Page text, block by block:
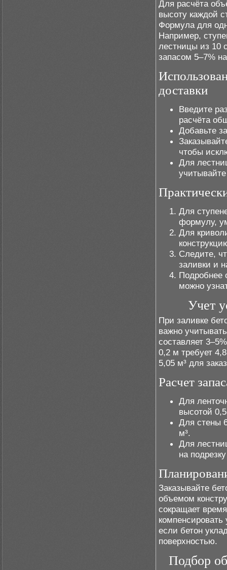
Для расчёта
высоту каждой
Формула для
Например,
лестницы из 10
запасом 5–7%
доставки
Введите
расчёта
Добавьте
чтобы
Для
Для
формулу,
Для
Следите,
заливки и
Подробнее
можно
Учет
При заливке
важно
составляет
0,2 м требует
5,05 м³ для
Расчет
Для
высотой
Для стены
м³.
Для
на
Заказывайте
объемом
сокращает
компенсировать
если бетон
поверхностью.
Подбор